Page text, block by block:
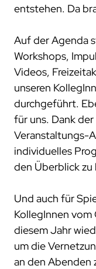
compliance
standards
entstehen. Da
Auf der Agenda
Workshops,
Videos,
unseren
durchgeführt.
für uns. Dank
Veranstaltungs-
individuelles
den Überblick zu
Und auch für
KollegInnen vom
diesem Jahr
um die
an den Abenden